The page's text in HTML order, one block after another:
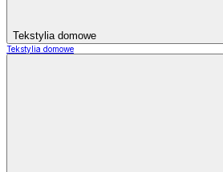
Tekstylia domowe
Tekstylia domowe